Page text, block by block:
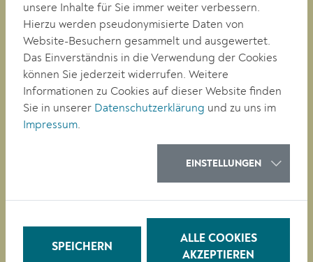
Fax +43 (0)2732/801-90 269
E-mail:buergerservice@krems.gv.at
RATHAUS
LEBEN
BAUEN/WIRTSCHAFT
BILDUNG
Parken in Krems
Müllkalender
unsere Inhalte für Sie immer weiter verbessern.
Hierzu werden pseudonymisierte Daten von
Website-Besuchern gesammelt und ausgewertet.
Das Einverständnis in die Verwendung der Cookies
können Sie jederzeit widerrufen. Weitere
Informationen zu Cookies auf dieser Website finden
Sie in unserer Datenschutzerklärung und zu uns im
Impressum.
EINSTELLUNGEN
SPEICHERN
ALLE COOKIES
AKZEPTIEREN